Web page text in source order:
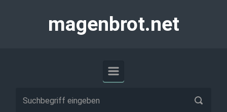
magenbrot.net